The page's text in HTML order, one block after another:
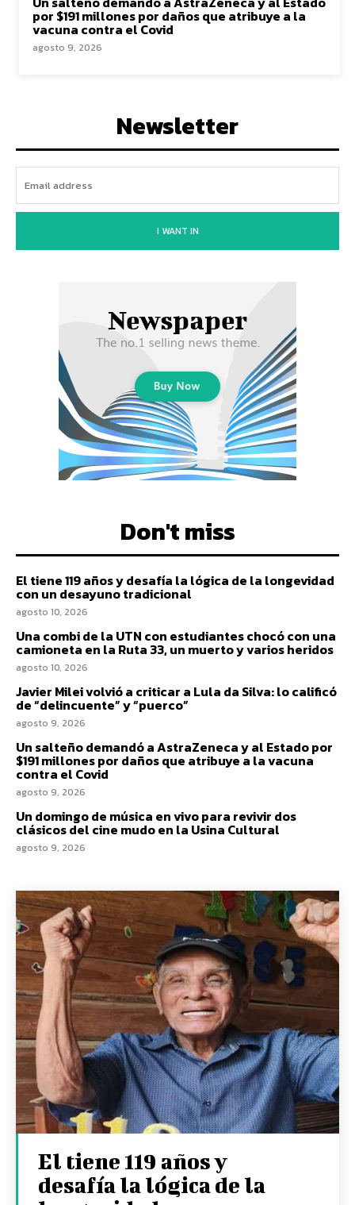
por $191 millones por daños que atribuye a la
vacuna contra el Covid
agosto 9, 2026
Newsletter
I WANT IN
Don't miss
El tiene 119 años y desafía la lógica de la longevidad
con un desayuno tradicional
agosto 10, 2026
Una combi de la UTN con estudiantes chocó con una
camioneta en la Ruta 33, un muerto y varios heridos
agosto 10, 2026
Javier Milei volvió a criticar a Lula da Silva: lo calificó
de “delincuente” y “puerco”
agosto 9, 2026
Un salteño demandó a AstraZeneca y al Estado por
$191 millones por daños que atribuye a la vacuna
contra el Covid
agosto 9, 2026
Un domingo de música en vivo para revivir dos
clásicos del cine mudo en la Usina Cultural
agosto 9, 2026
El tiene 119 años y
desafía la lógica de la